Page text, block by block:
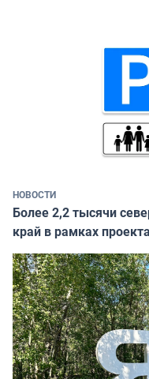
НОВОСТИ
Более 2,2 тысячи
край в рамках